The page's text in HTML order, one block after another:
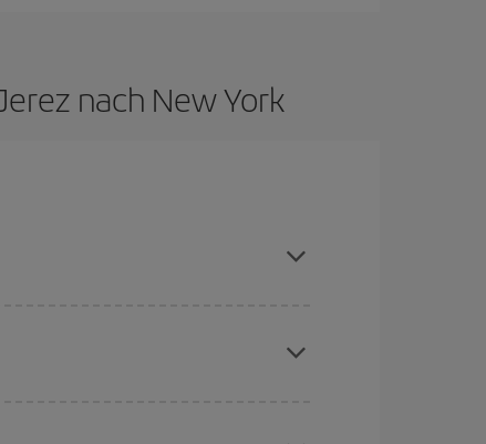
nach New York